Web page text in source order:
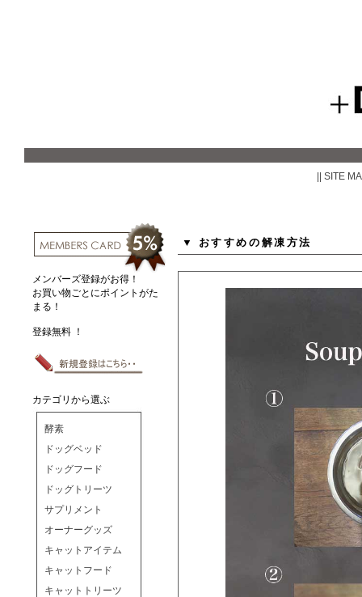
|| SITE
メンバーズ登録がお得！
お買い物ごとにポイントがた
まる！
登録無料 ！
カテゴリから選ぶ
酵素
ドッグベッド
ドッグフード
ドッグトリーツ
サプリメント
オーナーグッズ
キャットアイテム
キャットフード
キャットトリーツ
おすすめの解凍方法